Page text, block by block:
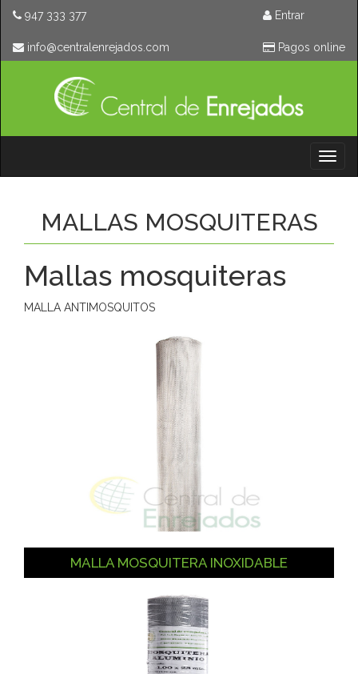
947 333 377
moc.sodajernelartnec@ofni
Entrar
Pagos online
MALLAS MOSQUITERAS
Mallas mosquiteras
MALLA ANTIMOSQUITOS
MALLA MOSQUITERA INOXIDABLE